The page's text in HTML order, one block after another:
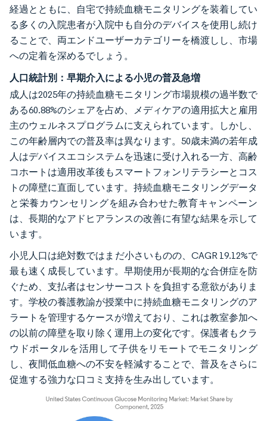
経過とともに、自宅で持続血糖モニタリングを装着してい
る多くの入院患者が入院中も自分のデバイスを使用し続け
ることで、両エンドユーザーカテゴリーを橋渡しし、市場
への定着を深めるでしょう。
人口統計別：早期介入による小児の普及急増
成人は2025年の持続血糖モニタリング市場規模の過半数で
ある60.88%のシェアを占め、メディケアの適用拡大と雇用
主のウェルネスプログラムに支えられています。しかし、
この年齢層内での普及率は異なります。50歳未満の若年成
人はデバイスエコシステムを迅速に受け入れる一方、高齢
コホートは適用改革後もスマートフォンリテラシーとコス
トの障壁に直面しています。持続血糖モニタリングデータ
と栄養カウンセリングを組み合わせた教育キャンペーン
は、長期的なアドヒアランスの改善に有望な結果を示して
います。
小児人口は絶対数ではまだ小さいものの、CAGR 19.12%で
最も速く成長しています。早期使用が長期的な合併症を防
ぐため、支払者はセンサーコストを負担する意欲がありま
す。学校の養護教諭が授業中に持続血糖モニタリングのア
ラートを管理するケースが増えており、これは教室参加へ
の以前の障壁を取り除く運用上の変化です。保護者もクラ
ウドポータルを活用して子供をリモートでモニタリング
し、夜間低血糖への不安を軽減することで、普及をさらに
促進する強力な口コミ支持を生み出しています。